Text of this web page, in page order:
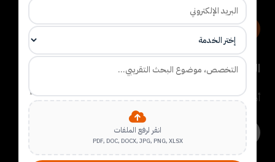
انقر لرفع الملفات
PDF, DOC, DOCX, JPG, PNG, XLSX
طلب خدمة تواصل عبر واتساب
القائمة البريدية
أضف بريدك الإلكتروني لدينا ليصلك جديدنا